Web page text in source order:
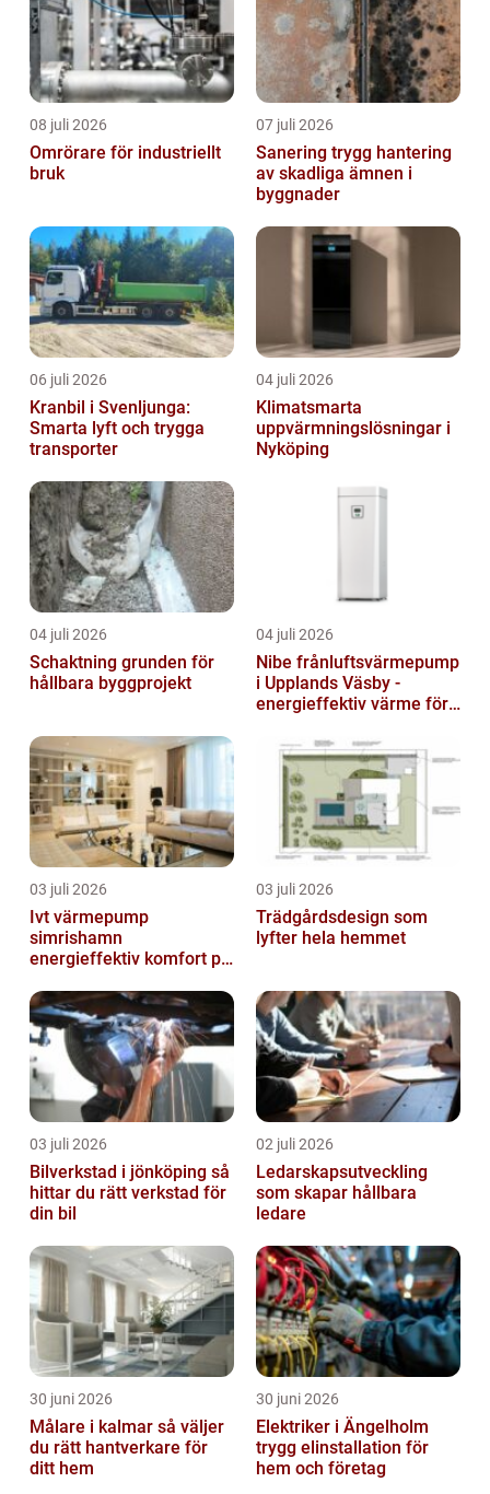
08 juli 2026
Omrörare för industriellt
bruk
07 juli 2026
Sanering trygg hantering
av skadliga ämnen i
byggnader
06 juli 2026
Kranbil i Svenljunga:
Smarta lyft och trygga
transporter
04 juli 2026
Klimatsmarta
uppvärmningslösningar i
Nyköping
04 juli 2026
Schaktning grunden för
hållbara byggprojekt
04 juli 2026
Nibe frånluftsvärmepump
i Upplands Väsby -
energieffektiv värme för
03 juli 2026
Ivt värmepump
simrishamn
energieffektiv komfort på
03 juli 2026
Trädgårdsdesign som
lyfter hela hemmet
03 juli 2026
Bilverkstad i jönköping så
hittar du rätt verkstad för
din bil
02 juli 2026
Ledarskapsutveckling
som skapar hållbara
ledare
30 juni 2026
Målare i kalmar så väljer
du rätt hantverkare för
ditt hem
30 juni 2026
Elektriker i Ängelholm
trygg elinstallation för
hem och företag